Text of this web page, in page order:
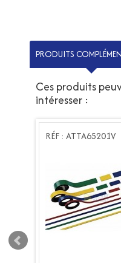
PRODUITS
Ces produits
intéresser :
RÉF : ATTA65201V